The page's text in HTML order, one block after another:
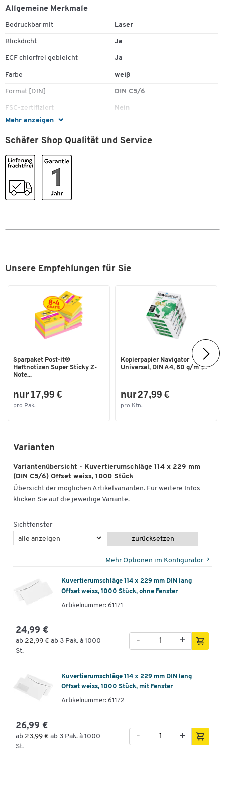
Mehr anzeigen
Allgemeine Merkmale
Bedruckbar mit Laser
Blickdicht Ja
ECF chlorfrei gebleicht Ja
Farbe weiß
Format [DIN] DIN C5/6
FSC-zertifiziert Nein
Grammatur [g/m²]
Höhe [mm] 114
Holzfrei
Klebung
Breite [mm]
Format [mm]
Schäfer Shop Qualität und Service
Unsere Empfehlungen für Sie
Sparpaket Post-it®
Haftnotizen Super Sticky Z-
Note...
nur 17,99 €
pro Pak.
Kopierpapier Navigator
Universal, DIN A4, 80 g/m²,...
nur 27,99 €
pro Ktn.
Varianten
Variantenübersicht - Kuvertierumschläge 114 x 229 mm
(DIN C5/6) Offset weiss, 1000 Stück
Übersicht der möglichen Artikelvarianten. Für weitere Infos
klicken Sie auf die jeweilige Variante.
Sichtfenster
zurücksetzen
Mehr Optionen im Konfigurator
Kuvertierumschläge 114 x 229 mm DIN lang
Offset weiss, 1000 Stück, ohne Fenster
Artikelnummer: 61171
24,99 €
ab 22,99 € ab 3 Pak. à 1000
St.
+
-
Kuvertierumschläge 114 x 229 mm DIN lang
Offset weiss, 1000 Stück, mit Fenster
Artikelnummer: 61172
26,99 €
ab 23,99 € ab 3 Pak. à 1000
St.
+
-
Zum Zoomen doppeltippen